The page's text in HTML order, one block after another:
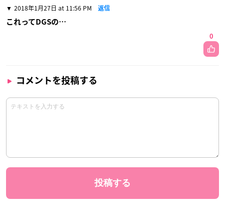
2018年1月27日 at 11:56 PM 返信
これってDGSの…
0
コメントを投稿する